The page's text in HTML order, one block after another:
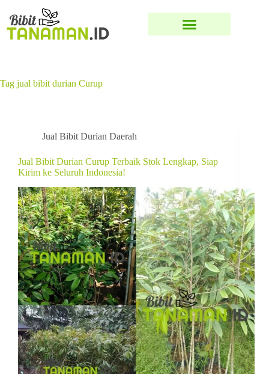
Tag jual bibit durian Curup
Jual Bibit Durian Daerah
Jual Bibit Durian Curup Terbaik Stok Lengkap, Siap
Kirim ke Seluruh Indonesia!